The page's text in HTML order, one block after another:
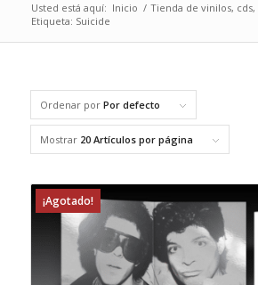
Usted está aquí: Inicio / Tienda de vinilos,
Etiqueta: Suicide
Ordenar por Por defecto
Mostrar 20 Artículos por página
¡Agotado!